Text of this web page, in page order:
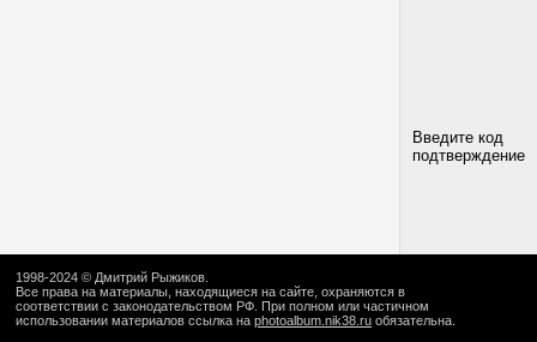
Введите код
подтверждение
1998-2024 © Дмитрий Рыжиков
Все права на материалы, находящиеся на сайте, охраняются в
соответствии с законодательством РФ. При полном или частичном
использовании материалов ссылка на photoalbum.nik38.ru обязательна.